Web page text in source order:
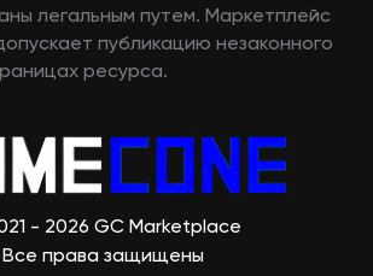
легальным путем. Маркетплейс
публикацию незаконного
ресурса.
- 2026 GC Marketplace
Все права защищены